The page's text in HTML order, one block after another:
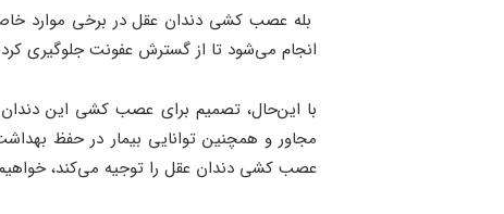
بله عصب کشی دندان عقل در برخی موارد
انجام می‌شود تا از گسترش عفونت جلوگیری
با این‌حال، تصمیم برای عصب کشی این
مجاور و همچنین توانایی بیمار در حفظ
عصب کشی دندان عقل را توجیه می‌کند،